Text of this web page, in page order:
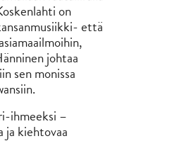
on
että
johtaa
sen monissa
ihmeeksi –
ja kiehtovaa